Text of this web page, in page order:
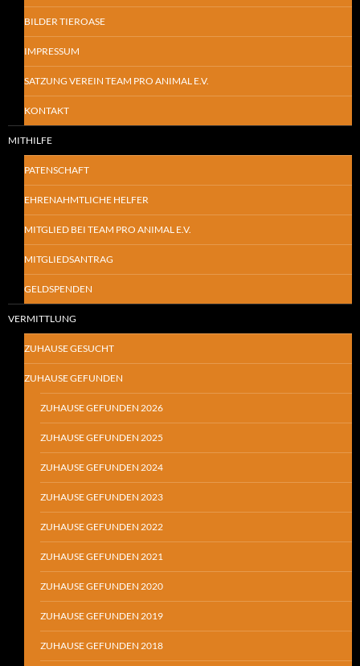
BILDER TIEROASE
IMPRESSUM
SATZUNG VEREIN TEAM PRO ANIMAL E.V.
KONTAKT
MITHILFE
PATENSCHAFT
EHRENAHMTLICHE HELFER
MITGLIED BEI TEAM PRO ANIMAL E.V.
MITGLIEDSANTRAG
GELDSPENDEN
VERMITTLUNG
ZUHAUSE GESUCHT
ZUHAUSE GEFUNDEN
ZUHAUSE GEFUNDEN 2026
ZUHAUSE GEFUNDEN 2025
ZUHAUSE GEFUNDEN 2024
ZUHAUSE GEFUNDEN 2023
ZUHAUSE GEFUNDEN 2022
ZUHAUSE GEFUNDEN 2021
ZUHAUSE GEFUNDEN 2020
ZUHAUSE GEFUNDEN 2019
ZUHAUSE GEFUNDEN 2018